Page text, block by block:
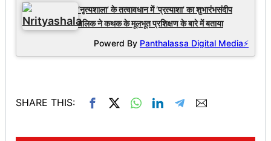
‘नृत्यशाला’ के तत्वावधान में ‘प्रत्याशा’ का शुभारंभसंदीप
मलिक ने कथक के मूलभूत प्रशिक्षण के बारे में बताया
Powerd By Panthalassa Digital Media⚡
SHARE THIS: